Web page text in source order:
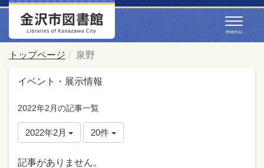
トップページ 泉野
イベント・展示情報
2022年2月の記事一覧
2022年2月 20件
記事がありません。